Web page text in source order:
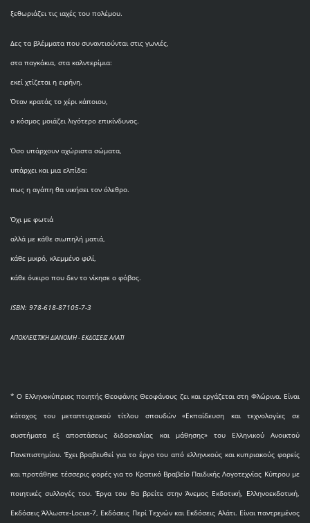
ξεθωριάζει τις ιαχές του πολέμου.
Δες τα βλέμματα που συναντιούνται στις γωνιές,
στα παγκάκια, στα καλντερίμια:
εκεί χτίζεται η ειρήνη.
Όταν κρατάς το χέρι κάποιου,
ο κόσμος μοιάζει λιγότερο επικίνδυνος.
Όσο υπάρχουν αχώριστα σώματα,
υπάρχει και μια ελπίδα:
πως η αγάπη θα νικήσει τον όλεθρο.
Όχι με φωτιά
αλλά με κάθε σιωπηλή ματιά,
κάθε μικρό, κλεμμένο φιλί,
κάθε όνειρο που δεν το νίκησε ο φόβος.
ISBN: 978-618-87105-7-3
ΑΠΟΚΛΕΙΣΤΙΚΗ ΔΙΑΝΟΜΗ - ΕΚΔΟΣΕΙΣ ΑΛΑΤΙ
* O Eλληνοκύπριος ποιητής Θεοφάνης Θεοφάνους ζει και εργάζεται στη Φλώρινα. Είναι
κάτοχος του μεταπτυχιακού τίτλου σπουδών «Εκπαίδευση και τεχνολογίες σε
συστήματα εξ αποστάσεως διδασκαλίας και μάθησης» του Ελληνικού Ανοικτού
Πανεπιστημίου. Έχει βραβευθεί για το έργο του από ελληνικούς και κυπριακούς φορείς
και προτάθηκε τέσσερις φορές για το Κρατικό Βραβείο Παιδικής Λογοτεχνίας Κύπρου με
ποιητικές συλλογές του. Έργα του θα βρείτε στην Άνεμος Εκδοτική, Ελληνοεκδοτική,
Εκδόσεις Άλλωστε-Locus-7, Εκδόσεις Περί Τεχνών και Εκδόσεις Αλάτι. Είναι παντρεμένος